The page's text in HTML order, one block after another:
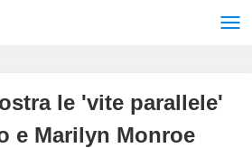
le 'vite parallele'
e Marilyn Monroe